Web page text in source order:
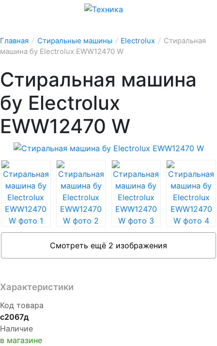
Главная / Стиральные машины / Electrolux / Стиральная
машина бу Electrolux EWW12470 W
Стиральная машина
бу Electrolux
EWW12470 W
Смотреть ещё 2 изображения
Характеристики
Код товара
с2067д
Наличие
в магазине